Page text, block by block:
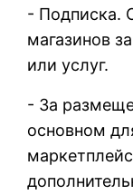
- Подписка.
магазинов
или услуг.
- За
основном